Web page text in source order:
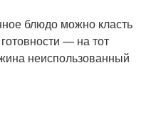
блюдо можно класть
— на тот
неиспользованный